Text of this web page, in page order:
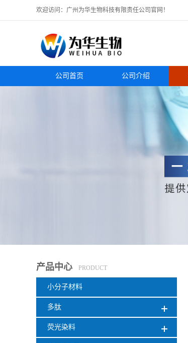
欢迎访问：广州为华生物科技有限责任公司官网！
公司首页 公司介绍
产品中心 PRODUCT
小分子材料
多肽
荧光染料